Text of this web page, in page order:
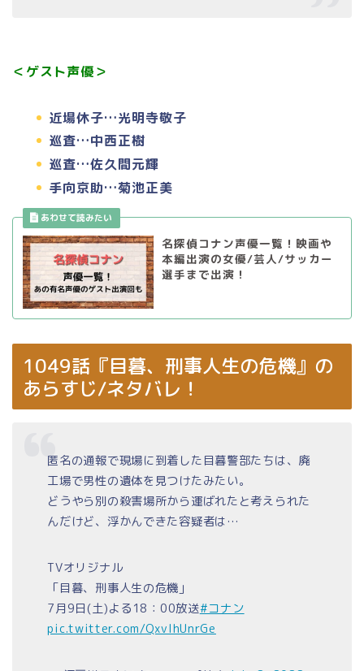
＜ゲスト声優＞
近場休子…光明寺敬子
巡査…中西正樹
巡査…佐久間元輝
手向京助…菊池正美
名探偵コナン声優一覧！映画や
本編出演の女優/芸人/サッカー
選手まで出演！
1049話『目暮、刑事人生の危機』の
あらすじ/ネタバレ！
匿名の通報で現場に到着した目暮警部たちは、廃
工場で男性の遺体を見つけたみたい。
どうやら別の殺害場所から運ばれたと考えられた
んだけど、浮かんできた容疑者は…
TVオリジナル
「目暮、刑事人生の危機」
7月9日(土)よる18：00放送#コナン
pic.twitter.com/QxvlhUnrGe